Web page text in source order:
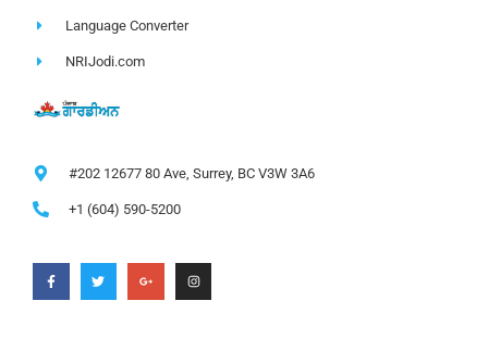
Language Converter
NRIJodi.com
#202 12677 80 Ave, Surrey, BC V3W 3A6
+1 (604) 590-5200